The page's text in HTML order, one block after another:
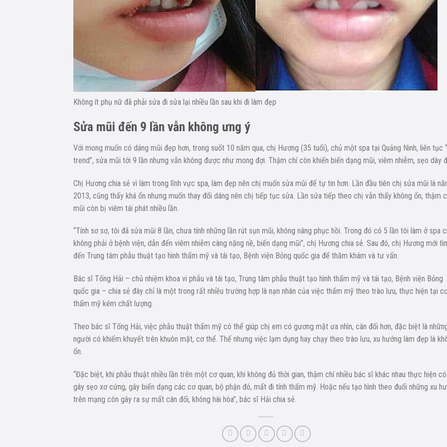
Không ít phụ nữ đã phải sửa đi sửa lại nhiều lần sau khi đi làm đẹp
Sửa mũi đến 9 lần vẫn không ưng ý
Với mong muốn có dáng mũi đẹp hơn, trong suốt 10 năm qua, chị Hương (35 tuổi), chủ một spa tại Quảng Ninh, liên tục
trend”, sửa mũi tới 9 lần nhưng vẫn không được như mong đợi. Thậm chí còn khiến biến dạng mũi, viêm nhiễm, sẹo dày
Chị Hương chia sẻ vì làm trong lĩnh vực spa, làm đẹp nên chị muốn sửa mũi để tự tin hơn. Lần đầu tiên chị sửa mũi là
2013, cũng thấy khá ổn nhưng muốn thay đổi dáng nên chị tiếp tục sửa. Lần sửa tiếp theo chị vẫn thấy không ổn, thậm
mũi còn bị viêm tái phát nhiều lần.
“Tính sơ sơ, tôi đã sửa mũi 8 lần, chưa tính những lần rút sụn mũi, không nâng phục hồi. Trong đó có 5 lần tôi làm ở spa
không phải ở bệnh viện, dẫn đến viêm nhiễm càng nặng nề, biến dạng mũi”, chị Hương chia sẻ. Sau đó, chị Hương mới
đến Trung tâm phẫu thuật tạo hình thẩm mỹ và tái tạo, Bệnh viện Bỏng quốc gia để thăm khám và tư vấn.
Bác sĩ Tống Hải – chủ nhiệm khoa vi phẫu và tái tạo, Trung tâm phẫu thuật tạo hình thẩm mỹ và tái tạo, Bệnh viện Bỏng
quốc gia – chia sẻ đây chỉ là một trong rất nhiều trường hợp là nạn nhân của việc thẩm mỹ theo trào lưu, thực hiện tại
thẩm mỹ kém chất lượng.
Theo bác sĩ Tống Hải, việc phẫu thuật thẩm mỹ có thể giúp chị em có gương mặt ưa nhìn, cân đối hơn, đặc biệt là
người có khiếm khuyết trên khuôn mặt, cơ thể. Thế nhưng việc lạm dụng hay chạy theo trào lưu, xu hướng làm đẹp là
ổn.
“Đặc biệt, khi phẫu thuật nhiều lần trên một cơ quan, khi không đủ thời gian, thậm chí nhiều bác sĩ khác nhau thực hiện
gây sẹo xơ cứng, gây biến dạng các cơ quan, bộ phận đó, mất đi tính thẩm mỹ. Hoặc nếu tạo hình theo đuổi những xu
trên mạng còn gây ra sự mất cân đối, không hài hòa”, bác sĩ Hải chia sẻ.